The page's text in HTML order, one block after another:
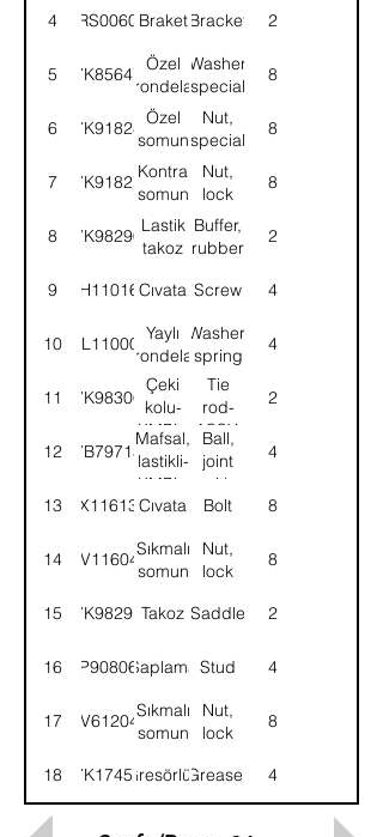
4 52RS006053BraketBracket 2
5 7K85647
Özel
rondela
Washer
special
8
6 7K91828
Özel
somun
Nut,
special
8
7 7K91827
Kontra
somun
Nut,
lock
8
8 7K98290
Lastik
takoz
Buffer,
rubber
2
9 SH110161Cıvata Screw 4
10 WL110002
Yaylı
rondela
Washer,
spring
4
11 7K98306
Çeki
kolu-
KMPL.
Tie
rod-
ASSY.
2
12 7B79713
Mafsal,
lastikli-
KMPL.
Ball,
joint
with
rubber-
4
13 BX116131Cıvata Bolt 8
14 NV116041
Sıkmalı
somun
Nut,
lock
8
15 7K98291Takoz Saddle 2
16 9P908065Saplama Stud 4
17 NV612041
Sıkmalı
somun
Nut,
lock
8
18 7K17457GresörlükGreaser 4